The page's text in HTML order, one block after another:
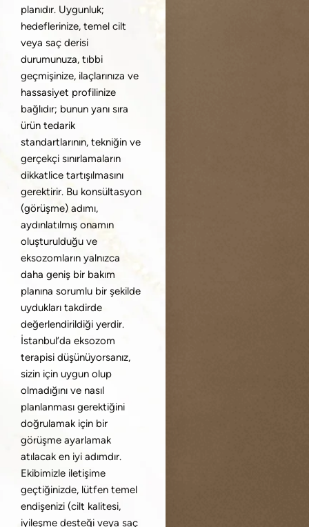
planıdır. Uygunluk;
hedeflerinize, temel cilt
veya saç derisi
durumunuza, tıbbi
geçmişinize, ilaçlarınıza ve
hassasiyet profilinize
bağlıdır; bunun yanı sıra
ürün tedarik
standartlarının, tekniğin ve
gerçekçi sınırlamaların
dikkatlice tartışılmasını
gerektirir. Bu konsültasyon
(görüşme) adımı,
aydınlatılmış onamın
oluşturulduğu ve
eksozomların yalnızca
daha geniş bir bakım
planına sorumlu bir şekilde
uydukları takdirde
değerlendirildiği yerdir.
İstanbul’da eksozom
terapisi düşünüyorsanız,
sizin için uygun olup
olmadığını ve nasıl
planlanması gerektiğini
doğrulamak için bir
görüşme ayarlamak
atılacak en iyi adımdır.
Ekibimizle iletişime
geçtiğinizde, lütfen temel
endişenizi (cilt kalitesi,
iyileşme desteği veya saç